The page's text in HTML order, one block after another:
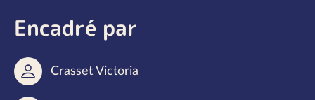
Encadré par
Crasset Victoria